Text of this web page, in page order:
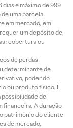
e máximo de 999
uma parcela
em mercado, em
um depósito de
cobertura ou
de perdas
determinante de
podendo
ou produto físico. É
de
financeira. A duração
patrimônio do cliente
de mercado,